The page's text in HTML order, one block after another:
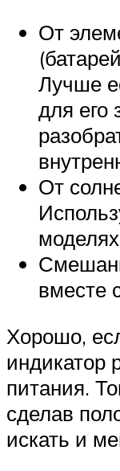
От
Лучше
для его
От
вместе
Хорошо,
индикатор
питания.
сделав
искать и